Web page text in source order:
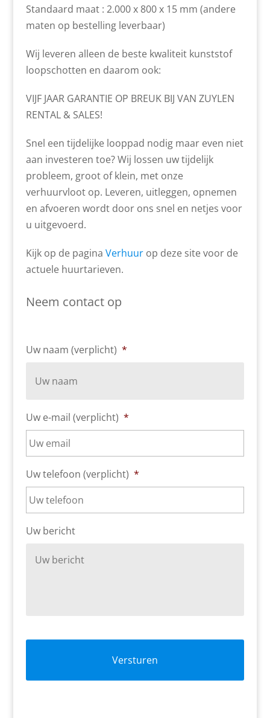
Standaard maat : 2.000 x 800 x 15 mm (andere
maten op bestelling leverbaar)
Wij leveren alleen de beste kwaliteit kunststof
loopschotten en daarom ook:
VIJF JAAR GARANTIE OP BREUK BIJ VAN ZUYLEN
RENTAL & SALES!
Snel een tijdelijke looppad nodig maar even niet
aan investeren toe? Wij lossen uw tijdelijk
probleem, groot of klein, met onze
verhuurvloot op. Leveren, uitleggen, opnemen
en afvoeren wordt door ons snel en netjes voor
u uitgevoerd.
Kijk op de pagina Verhuurop deze site voor de
actuele huurtarieven.
Neem contact op
Uw naam (verplicht) *
Uw e-mail (verplicht) *
Uw telefoon (verplicht) *
Uw bericht